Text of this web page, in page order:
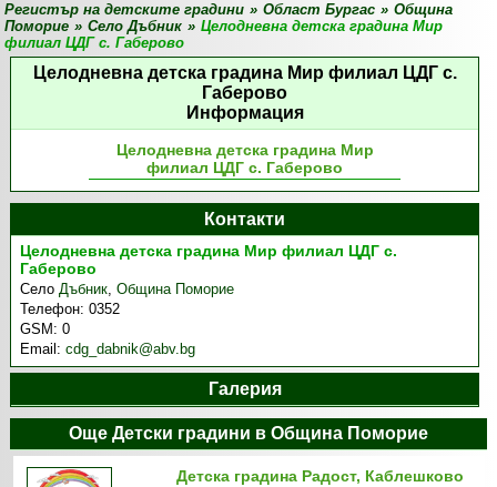
Регистър на детските градини » Област Бургас » Община
Поморие » Село Дъбник » Целодневна детска градина Мир
филиал ЦДГ с. Габерово
Целодневна детска градина Мир филиал ЦДГ с.
Габерово
Информация
Целодневна детска градина Мир
филиал ЦДГ с. Габерово
Контакти
Целодневна детска градина Мир филиал ЦДГ с.
Габерово
СелоДъбник,Община Поморие
Телефон:0352
GSM:0
Email:cdg_dabnik@abv.bg
Галерия
Още Детски градини в Община Поморие
Детска градина Радост, Каблешково